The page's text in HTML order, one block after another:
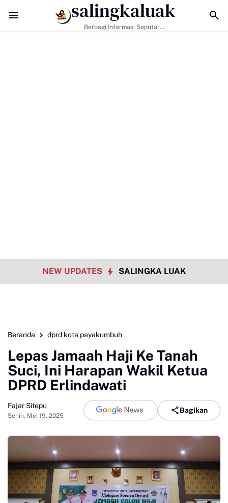
Ke-129 Jadikan Penyuluhan Satpol PP Sarana Membangun
salingkaluak
Berbagi Informasi Seputar
NEW UPDATES SALINGKA LUAK
Beranda dprd kota payakumbuh
Lepas Jamaah Haji Ke Tanah
Suci, Ini Harapan Wakil Ketua
DPRD Erlindawati
Fajar Sitepu
Senin, Mei 19, 2025
Bagikan